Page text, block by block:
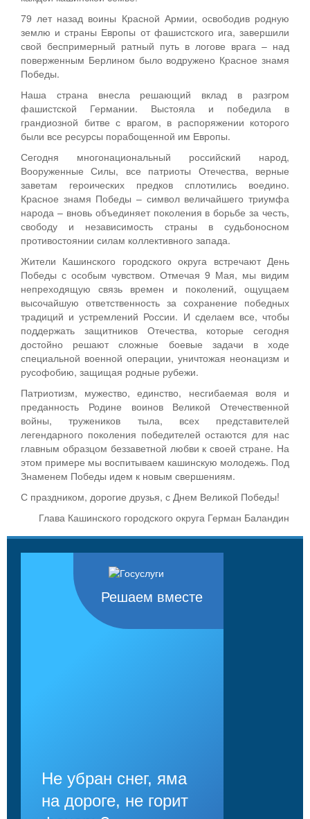
79 лет назад воины Красной Армии, освободив родную
землю и страны Европы от фашистского ига, завершили
свой беспримерный ратный путь в логове врага – над
поверженным Берлином было водружено Красное знамя
Победы.
Наша страна внесла решающий вклад в разгром
фашистской Германии. Выстояла и победила в
грандиозной битве с врагом, в распоряжении которого
были все ресурсы порабощенной им Европы.
Сегодня многонациональный российский народ,
Вооруженные Силы, все патриоты Отечества, верные
заветам героических предков сплотились воедино.
Красное знамя Победы – символ величайшего триумфа
народа – вновь объединяет поколения в борьбе за честь,
свободу и независимость страны в судьбоносном
противостоянии силам коллективного запада.
Жители Кашинского городского округа встречают День
Победы с особым чувством. Отмечая 9 Мая, мы видим
непреходящую связь времен и поколений, ощущаем
высочайшую ответственность за сохранение победных
традиций и устремлений России. И сделаем все, чтобы
поддержать защитников Отечества, которые сегодня
достойно решают сложные боевые задачи в ходе
специальной военной операции, уничтожая неонацизм и
русофобию, защищая родные рубежи.
Патриотизм, мужество, единство, несгибаемая воля и
преданность Родине воинов Великой Отечественной
войны, тружеников тыла, всех представителей
легендарного поколения победителей остаются для нас
главным образцом беззаветной любви к своей стране. На
этом примере мы воспитываем кашинскую молодежь. Под
Знаменем Победы идем к новым свершениям.
С праздником, дорогие друзья, с Днем Великой Победы!
Глава Кашинского городского округа Герман Баландин
Решаем вместе
Не убран снег, яма
на дороге, не горит